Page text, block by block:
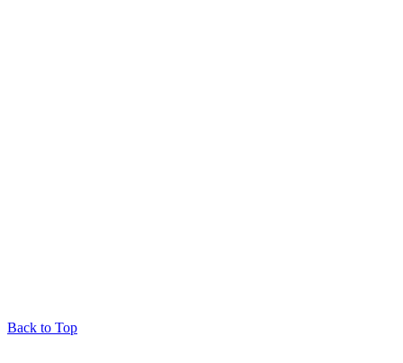
Back to Top